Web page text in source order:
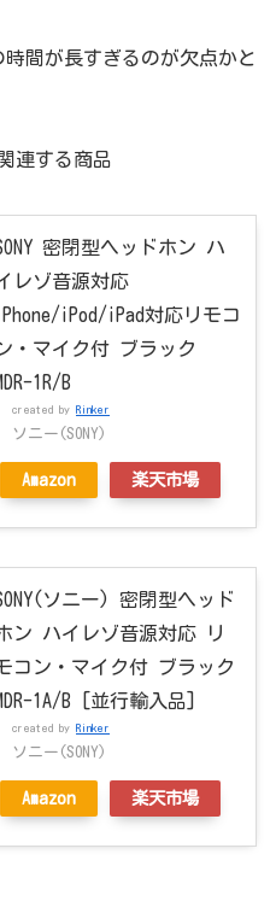
間が長すぎるのが欠点かと
連する商品
密閉型ヘッドホン ハ
レゾ音源対応
iPod/iPad対応リモコ
・マイク付 ブラック
1R/B
created by Rinker
ソニー(SONY)
Amazon 楽天市場
ソニー) 密閉型ヘッド
ン ハイレゾ音源対応 リ
コン・マイク付 ブラック
1A/B [並行輸入品]
created by Rinker
ソニー(SONY)
Amazon 楽天市場